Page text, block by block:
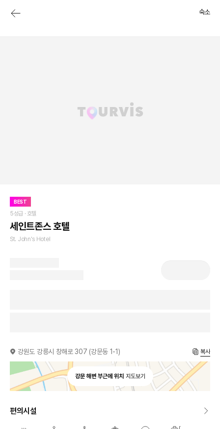
숙소
BEST
5성급 · 호텔
세인트존스 호텔
St. John's Hotel
강원도 강릉시 창해로 307 (강문동 1-1) 복사
강문 해변 부근에 위치 지도보기
편의시설